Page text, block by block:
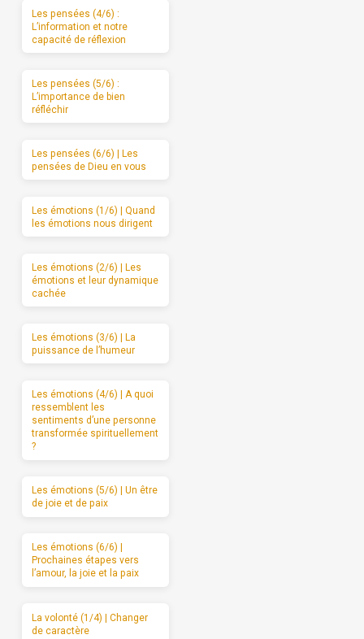
Les pensées (4/6) :
L’information et notre
capacité de réflexion
Les pensées (5/6) :
L’importance de bien
réfléchir
Les pensées (6/6) | Les
pensées de Dieu en vous
Les émotions (1/6) | Quand
les émotions nous dirigent
Les émotions (2/6) | Les
émotions et leur dynamique
cachée
Les émotions (3/6) | La
puissance de l’humeur
Les émotions (4/6) | A quoi
ressemblent les
sentiments d’une personne
transformée spirituellement
?
Les émotions (5/6) | Un être
de joie et de paix
Les émotions (6/6) |
Prochaines étapes vers
l’amour, la joie et la paix
La volonté (1/4) | Changer
de caractère